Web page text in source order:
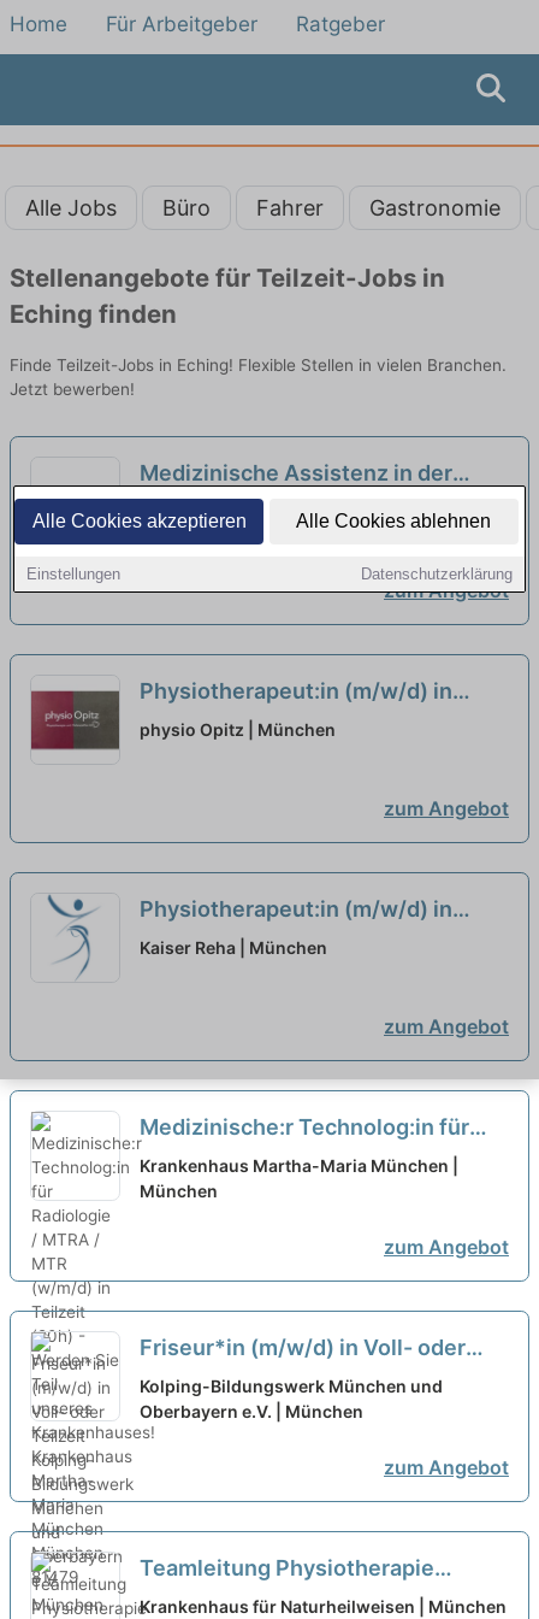
Alle Cookies akzeptieren Alle Cookies ablehnen
Einstellungen Datenschutzerklärung
Home Für Arbeitgeber Ratgeber
Alle Jobs Büro Fahrer Gastronomie
Stellenangebote für Teilzeit-Jobs in
Eching finden
Finde Teilzeit-Jobs in Eching! Flexible Stellen in vielen Branchen.
Jetzt bewerben!
Medizinische Assistenz in der
Arbeitsmedizin (m/w/d) in
unbefristeter Voll- oder
neu
BEST Medical Solutions GmbH | München
zum Angebot
Physiotherapeut:in (m/w/d) in
Teilzeit (20-25 Stunden/Woche) –
physio Opitz | München
zum Angebot
Physiotherapeut:in (m/w/d) in
Teilzeit (20-30 Wochenstunden) –
Kaiser Reha | München
zum Angebot
Medizinische:r Technolog:in für
Radiologie / MTRA / MTR (w/m/d)
in Teilzeit (20h) - Werden Sie Teil
Krankenhaus Martha-Maria München |
München
zum Angebot
Friseur*in (m/w/d) in Voll- oder
Teilzeit neu
Kolping-Bildungswerk München und
Oberbayern e.V. | München
zum Angebot
Teamleitung Physiotherapie
(w/m/d) Vollzeit / Teilzeit neu
Krankenhaus für Naturheilweisen | München